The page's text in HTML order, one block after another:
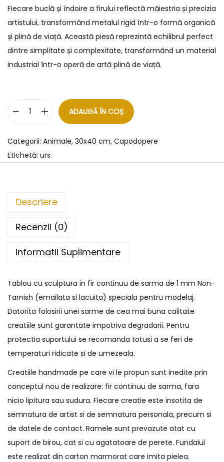
Fiecare buclă și îndoire a firului reflectă măiestria și precizia
artistului, transformând metalul rigid într-o formă organică
și plină de viață. Această piesă reprezintă echilibrul perfect
dintre simplitate și complexitate, transformând un material
industrial într-o operă de artă plină de viață.
ADAUGĂ ÎN COȘ
Categorii: Animale, 30x40 cm, Capodopere
Etichetă: urs
Descriere
Recenzii (0)
Informatii Suplimentare
Tablou cu sculptura in fir continuu de sarma de 1 mm Non-
Tarnish (emailata si lacuita) speciala pentru modelaj.
Datorita folosirii unei sarme de cea mai buna calitate
creatiile sunt garantate impotriva degradarii. Pentru
protectia suportului se recomanda totusi a se feri de
temperaturi ridicate si de umezeala.
Creatiile handmade pe care vi le propun sunt inedite prin
conceptul nou de realizare: fir continuu de sarma, fara
nicio lipitura sau sudura. Fiecare creatie este insotita de
semnatura de artist si de semnatura personala, precum si
de datele de contact. Ramele sunt prevazute atat cu
suport de birou, cat si cu agatatoare de perete. Fundalul
este realizat din carton marmorat care imita pielea.